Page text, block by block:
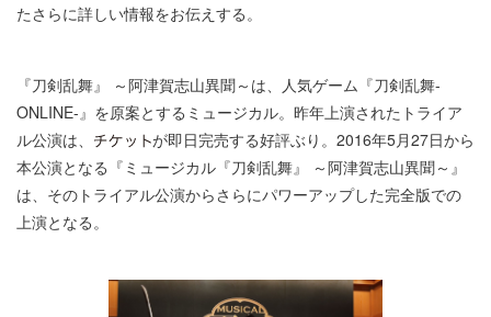
たさらに詳しい情報をお伝えする。
『刀剣乱舞』 ～阿津賀志山異聞～は、人気ゲーム『刀剣乱舞-
ONLINE-』を原案とするミュージカル。昨年上演されたトライア
ル公演は、
が即日完売する好評ぶり。2016年5月27日から
本公演となる『ミュージカル『刀剣乱舞』 ～阿津賀志山異聞～』
は、そのトライアル公演からさらにパワーアップした完全版での
上演となる。